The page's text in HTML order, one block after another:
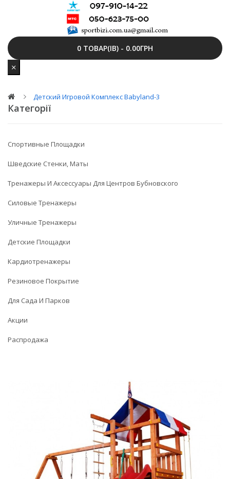
0 ТОВАР(ІВ) - 0.00ГРН
Детский Игровой Комплекс Babyland-3
Категорії
Спортивные Площадки
Шведские Стенки, Маты
Тренажеры И Аксессуары Для Центров Бубновского
Силовые Тренажеры
Уличные Тренажеры
Детские Площадки
Кардиотренажеры
Резиновое Покрытие
Для Сада И Парков
Акции
Распродажа